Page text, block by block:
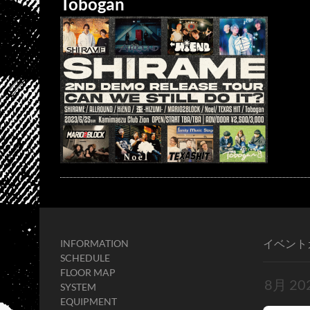
INFORMATION
SCHEDULE
FLOOR MAP
SYSTEM
EQUIPMENT
イベン